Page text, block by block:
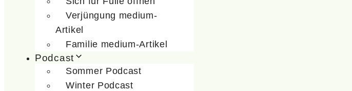
Verjüngung medium-
Artikel
Familie medium-Artikel
Podcast
Sommer Podcast
Winter Podcast